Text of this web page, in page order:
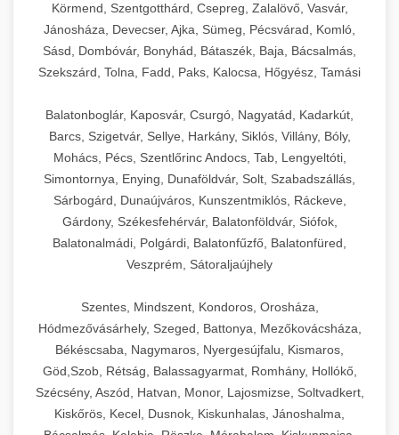
Körmend, Szentgotthárd, Csepreg, Zalalövő, Vasvár,
Jánosháza, Devecser, Ajka, Sümeg, Pécsvárad, Komló,
Sásd, Dombóvár, Bonyhád, Bátaszék, Baja, Bácsalmás,
Szekszárd, Tolna, Fadd, Paks, Kalocsa, Hőgyész, Tamási
Balatonboglár, Kaposvár, Csurgó, Nagyatád, Kadarkút,
Barcs, Szigetvár, Sellye, Harkány, Siklós, Villány, Bóly,
Mohács, Pécs, Szentlőrinc Andocs, Tab, Lengyeltóti,
Simontornya, Enying, Dunaföldvár, Solt, Szabadszállás,
Sárbogárd, Dunaújváros, Kunszentmiklós, Ráckeve,
Gárdony, Székesfehérvár, Balatonföldvár, Siófok,
Balatonalmádi, Polgárdi, Balatonfűzfő, Balatonfüred,
Veszprém, Sátoraljaújhely
Szentes, Mindszent, Kondoros, Orosháza,
Hódmezővásárhely, Szeged, Battonya, Mezőkovácsháza,
Békéscsaba, Nagymaros, Nyergesújfalu, Kismaros,
Göd,Szob, Rétság, Balassagyarmat, Romhány, Hollókő,
Szécsény, Aszód, Hatvan, Monor, Lajosmizse, Soltvadkert,
Kiskőrös, Kecel, Dusnok, Kiskunhalas, Jánoshalma,